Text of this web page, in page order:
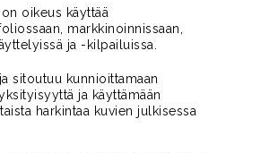
on oikeus käyttää
markkinoinnissaan,
ja -kilpailuissa.
sitoutuu kunnioittamaan
ja käyttämään
harkintaa kuvien julkisessa